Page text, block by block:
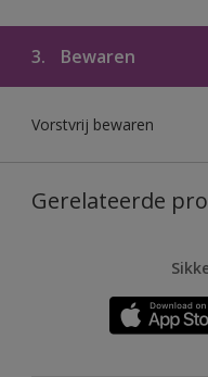
3. Bewaren
Vorstvrij bewaren
Gerelateerde